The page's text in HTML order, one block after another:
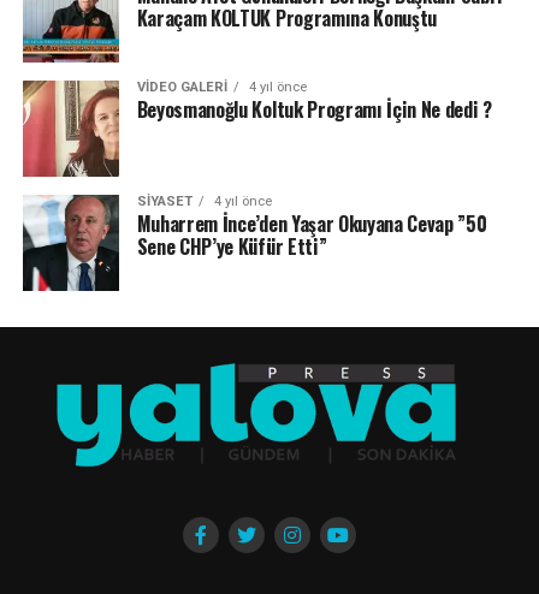
Karaçam KOLTUK Programına Konuştu
VIDEO GALERI 4 yıl önce
Beyosmanoğlu Koltuk Programı İçin Ne dedi ?
SIYASET 4 yıl önce
Muharrem İnce’den Yaşar Okuyana Cevap ”50
Sene CHP’ye Küfür Etti”